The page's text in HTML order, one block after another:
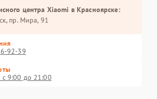
центра Xiaomi в Красноярске:
​пр. Мира, 91
92-39
9:00 до 21:00